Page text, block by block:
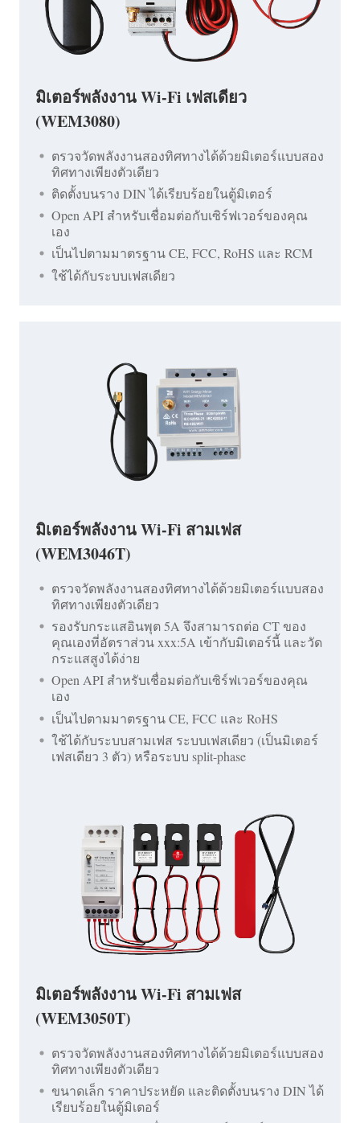
มิเตอร์พลังงาน Wi-Fi เฟสเดียว
(WEM3080)
ตรวจวัดพลังงานสองทิศทางได้ด้วยมิเตอร์แบบสอง
ทิศทางเพียงตัวเดียว
ติดตั้งบนราง DIN ได้เรียบร้อยในตู้มิเตอร์
Open API สำหรับเชื่อมต่อกับเซิร์ฟเวอร์ของคุณ
เอง
เป็นไปตามมาตรฐาน CE, FCC, RoHS และ RCM
ใช้ได้กับระบบเฟสเดียว
มิเตอร์พลังงาน Wi-Fi สามเฟส
(WEM3046T)
ตรวจวัดพลังงานสองทิศทางได้ด้วยมิเตอร์แบบสอง
ทิศทางเพียงตัวเดียว
รองรับกระแสอินพุต 5A จึงสามารถต่อ CT ของ
คุณเองที่อัตราส่วน xxx:5A เข้ากับมิเตอร์นี้ และวัด
กระแสสูงได้ง่าย
Open API สำหรับเชื่อมต่อกับเซิร์ฟเวอร์ของคุณ
เอง
เป็นไปตามมาตรฐาน CE, FCC และ RoHS
ใช้ได้กับระบบสามเฟส ระบบเฟสเดียว (เป็นมิเตอร์
เฟสเดียว 3 ตัว) หรือระบบ split-phase
มิเตอร์พลังงาน Wi-Fi สามเฟส
(WEM3050T)
ตรวจวัดพลังงานสองทิศทางได้ด้วยมิเตอร์แบบสอง
ทิศทางเพียงตัวเดียว
ขนาดเล็ก ราคาประหยัด และติดตั้งบนราง DIN ได้
เรียบร้อยในตู้มิเตอร์